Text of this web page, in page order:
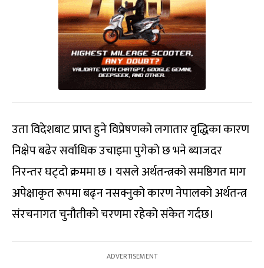
उता विदेशबाट प्राप्त हुने विप्रेषणको लगातार वृद्धिका कारण
निक्षेप बढेर सर्वाधिक उचाइमा पुगेको छ भने ब्याजदर
निरन्तर घट्दो क्रममा छ । यसले अर्थतन्त्रको समष्ठिगत माग
अपेक्षाकृत रूपमा बढ्न नसक्नुको कारण नेपालको अर्थतन्त्र
संरचनागत चुनौतीको चरणमा रहेको संकेत गर्दछ।